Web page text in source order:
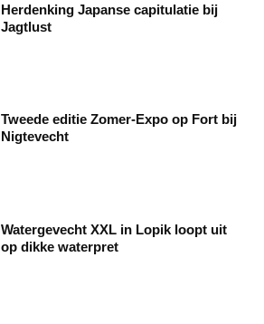
Herdenking Japanse capitulatie bij
Jagtlust
Tweede editie Zomer-Expo op Fort bij
Nigtevecht
Watergevecht XXL in Lopik loopt uit
op dikke waterpret